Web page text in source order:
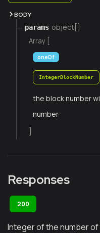
BODY
params object[]
Array [
oneOf
IntegerBlockNumber
the block number
number
Responses
200
Integer of the number